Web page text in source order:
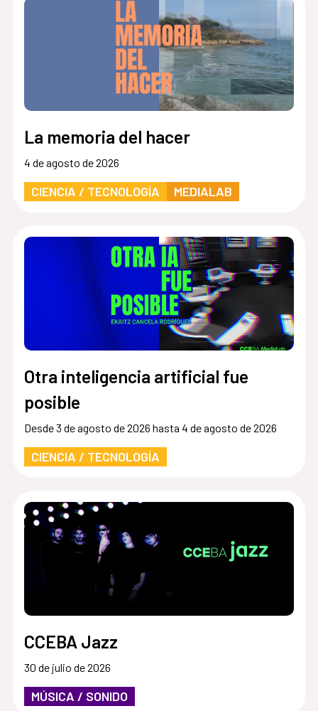
La memoria del hacer
4 de agosto de 2026
CIENCIA / TECNOLOGÍA MEDIALAB
Otra inteligencia artificial fue
posible
Desde 3 de agosto de 2026 hasta 4 de agosto de 2026
CIENCIA / TECNOLOGÍA
CCEBA Jazz
30 de julio de 2026
MÚSICA / SONIDO